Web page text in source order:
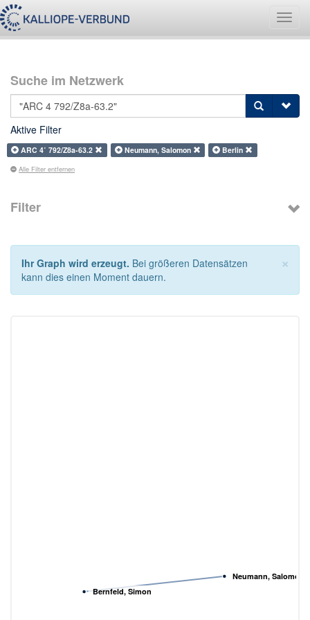
Suche im Netzwerk
Aktive Filter
ARC 4˚ 792/Z8a-63.2 Neumann, Salomon Berlin
Alle Filter entfernen
Filter
×
Ihr Graph wird erzeugt. Bei größeren Datensätzen
kann dies einen Moment dauern.
Bernfeld, Simon
Neumann, Salomon